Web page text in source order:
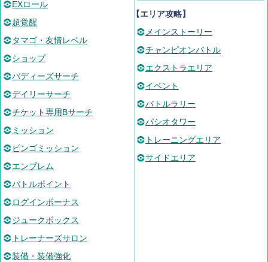
EXロール
超覚醒
タマゴ・友情レベル
ショップ
バディーズサーチ
デイリーサーチ
チケット専用Bサーチ
ミッション
ビンゴミッション
エンブレム
バトルポイント
ログインボーナス
ジュークボックス
トレーナーズサロン
装備・装備強化
【エリア攻略】
メインストーリー
チャンピオンバトル
エクストラエリア
イベント
バトルラリー
パシオタワー
トレーニングエリア
サイドエリア